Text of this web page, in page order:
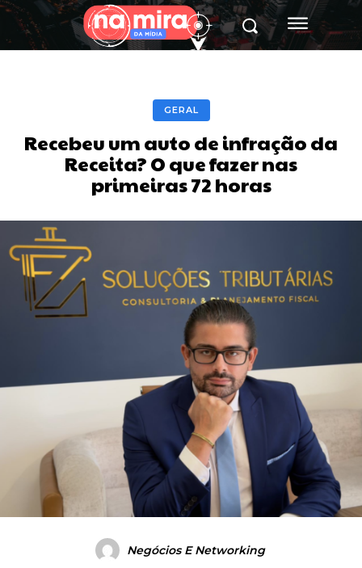
GERAL
Recebeu um auto de infração da
Receita? O que fazer nas
primeiras 72 horas
Negócios E Networking